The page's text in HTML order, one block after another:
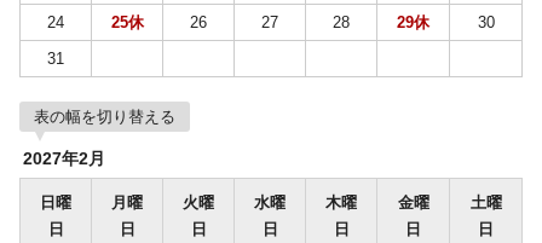
24
25休 26 27 28 29休
30
31
表の幅を切り替える
2027年2月
日曜
日
月曜
日
火曜
日
水曜
日
木曜
日
金曜
日
土曜
日